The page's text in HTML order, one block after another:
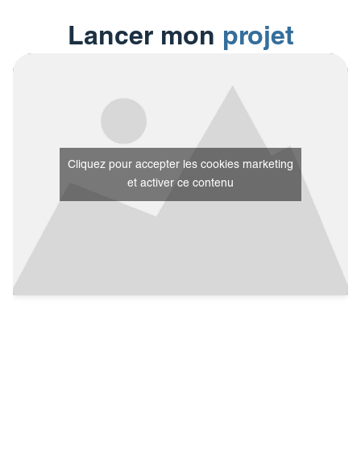
Lancer mon projet
Cliquez pour accepter les cookies marketing
et activer ce contenu